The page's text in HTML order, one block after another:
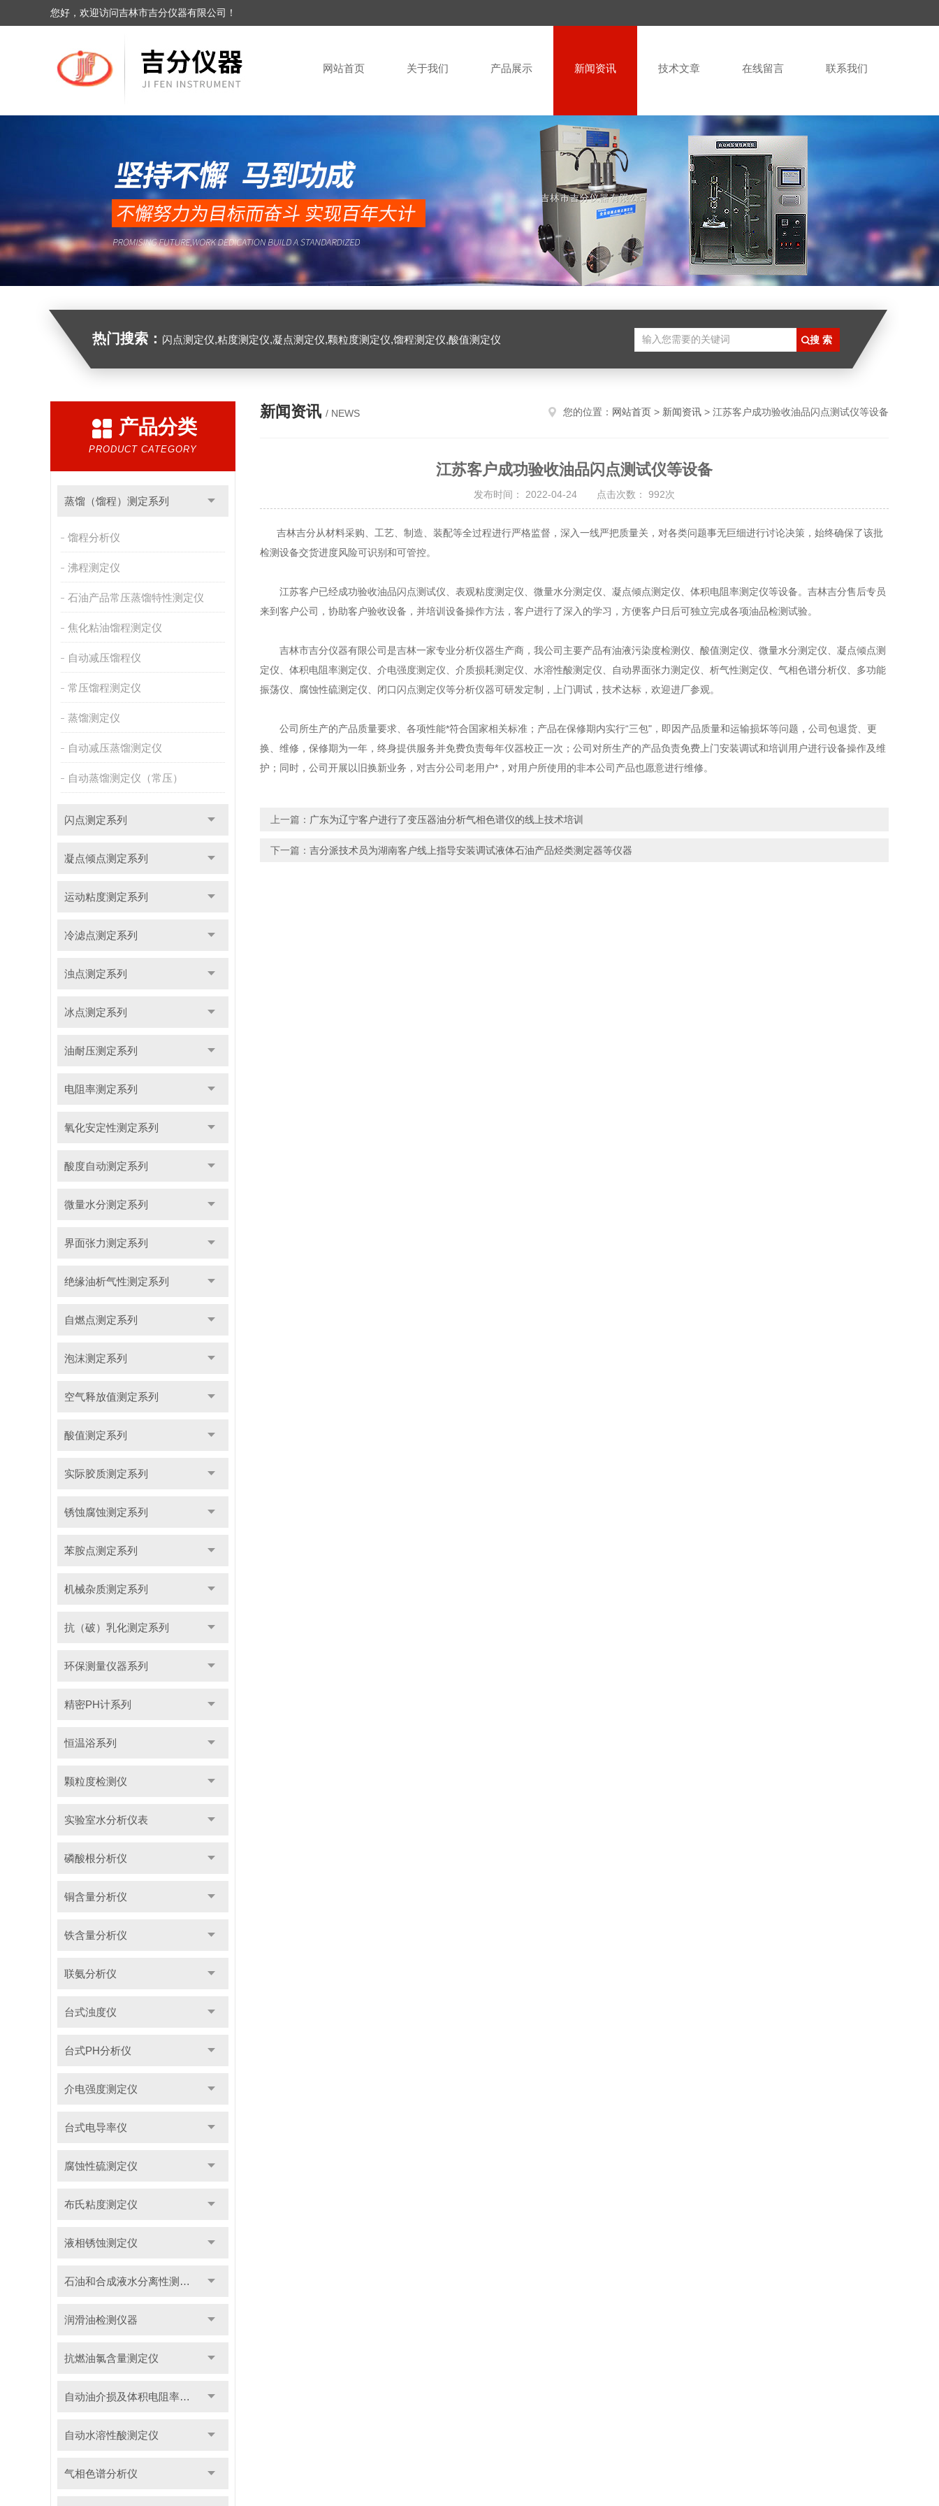
您好，欢迎访问吉林市吉分仪器有限公司！
网站首页 关于我们 产品展示 新闻资讯 技术文章 在线留言 联系我们
热门搜索： 闪点测定仪,粘度测定仪,凝点测定仪,颗粒度测定仪,馏程测定仪,酸值测定仪
产品分类
PRODUCT CATEGORY
蒸馏（馏程）测定系列
馏程分析仪
沸程测定仪
石油产品常压蒸馏特性测定仪
焦化粘油馏程测定仪
自动减压馏程仪
常压馏程测定仪
蒸馏测定仪
自动减压蒸馏测定仪
自动蒸馏测定仪（常压）
闪点测定系列
凝点倾点测定系列
运动粘度测定系列
冷滤点测定系列
浊点测定系列
冰点测定系列
油耐压测定系列
电阻率测定系列
氧化安定性测定系列
酸度自动测定系列
微量水分测定系列
界面张力测定系列
绝缘油析气性测定系列
自燃点测定系列
泡沫测定系列
空气释放值测定系列
酸值测定系列
实际胶质测定系列
锈蚀腐蚀测定系列
苯胺点测定系列
机械杂质测定系列
抗（破）乳化测定系列
环保测量仪器系列
精密PH计系列
恒温浴系列
颗粒度检测仪
实验室水分析仪表
磷酸根分析仪
铜含量分析仪
铁含量分析仪
联氨分析仪
台式浊度仪
台式PH分析仪
介电强度测定仪
台式电导率仪
腐蚀性硫测定仪
布氏粘度测定仪
液相锈蚀测定仪
石油和合成液水分离性测定仪
润滑油检测仪器
抗燃油氯含量测定仪
自动油介损及体积电阻率测定仪
自动水溶性酸测定仪
气相色谱分析仪
新闻资讯 / NEWS 您的位置： 网站首页 > 新闻资讯 > 江苏客户成功验收油品闪点测试仪等设备
江苏客户成功验收油品闪点测试仪等设备
发布时间： 2022-04-24 点击次数： 992次
吉林吉分从材料采购、工艺、制造、装配等全过程进行严格监督，深入一线严把质量关，对各类问题事无巨细进行讨论决策，始终确保了该批
检测设备交货进度风险可识别和可管控。
江苏客户已经成功验收油品闪点测试仪、表观粘度测定仪、微量水分测定仪、凝点倾点测定仪、体积电阻率测定仪等设备。吉林吉分售后专员
来到客户公司，协助客户验收设备，并培训设备操作方法，客户进行了深入的学习，方便客户日后可独立完成各项油品检测试验。
吉林市吉分仪器有限公司是吉林一家专业分析仪器生产商，我公司主要产品有油液污染度检测仪、酸值测定仪、微量水分测定仪、凝点倾点测
定仪、体积电阻率测定仪、介电强度测定仪、介质损耗测定仪、水溶性酸测定仪、自动界面张力测定仪、析气性测定仪、气相色谱分析仪、多功能
振荡仪、腐蚀性硫测定仪、闭口闪点测定仪等分析仪器可研发定制，上门调试，技术达标，欢迎进厂参观。
公司所生产的产品质量要求、各项性能*符合国家相关标准；产品在保修期内实行“三包"，即因产品质量和运输损坏等问题，公司包退货、更
换、维修，保修期为一年，终身提供服务并免费负责每年仪器校正一次；公司对所生产的产品负责免费上门安装调试和培训用户进行设备操作及维
护；同时，公司开展以旧换新业务，对吉分公司老用户*，对用户所使用的非本公司产品也愿意进行维修。
上一篇： 广东为辽宁客户进行了变压器油分析气相色谱仪的线上技术培训
下一篇： 吉分派技术员为湖南客户线上指导安装调试液体石油产品烃类测定器等仪器